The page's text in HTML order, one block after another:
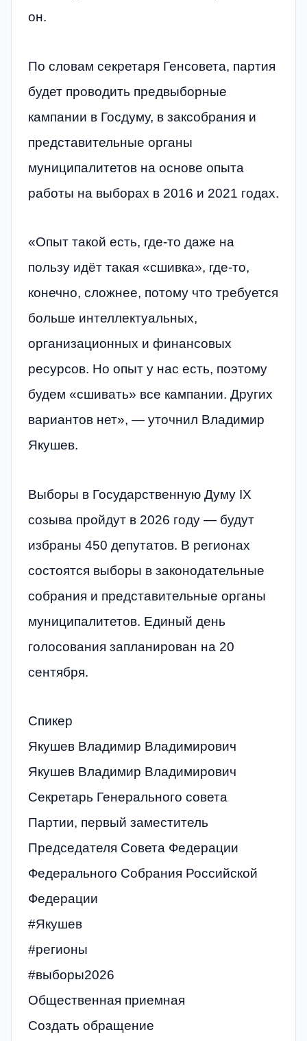
он.
По словам секретаря Генсовета, партия
будет проводить предвыборные
кампании в Госдуму, в заксобрания и
представительные органы
муниципалитетов на основе опыта
работы на выборах в 2016 и 2021 годах.
«Опыт такой есть, где-то даже на
пользу идёт такая «сшивка», где-то,
конечно, сложнее, потому что требуется
больше интеллектуальных,
организационных и финансовых
ресурсов. Но опыт у нас есть, поэтому
будем «сшивать» все кампании. Других
вариантов нет», — уточнил Владимир
Якушев.
Выборы в Государственную Думу IX
созыва пройдут в 2026 году — будут
избраны 450 депутатов. В регионах
состоятся выборы в законодательные
собрания и представительные органы
муниципалитетов. Единый день
голосования запланирован на 20
сентября.
Спикер
Якушев Владимир Владимирович
Якушев Владимир Владимирович
Секретарь Генерального совета
Партии, первый заместитель
Председателя Совета Федерации
Федерального Собрания Российской
Федерации
#Якушев
#регионы
#выборы2026
Общественная приемная
Создать обращение